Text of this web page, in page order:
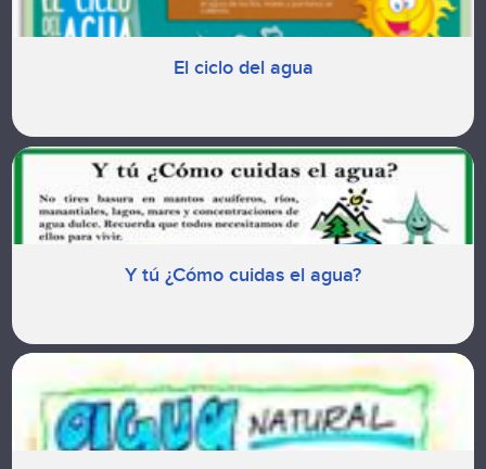
El ciclo del agua
Y tú ¿Cómo cuidas el agua?